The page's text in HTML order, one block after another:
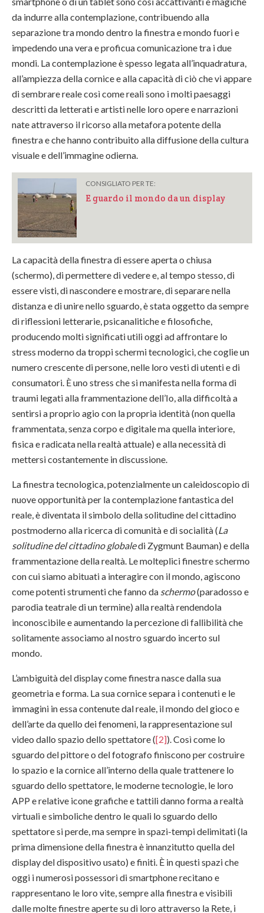
da indurre alla contemplazione, contribuendo alla
separazione tra mondo dentro la finestra e mondo fuori e
impedendo una vera e proficua comunicazione tra i due
mondi. La contemplazione è spesso legata all’inquadratura,
all’ampiezza della cornice e alla capacità di ciò che vi appare
di sembrare reale così come reali sono i molti paesaggi
descritti da letterati e artisti nelle loro opere e narrazioni
nate attraverso il ricorso alla metafora potente della
finestra e che hanno contribuito alla diffusione della cultura
visuale e dell’immagine odierna.
CONSIGLIATO PER TE:
E guardo il mondo da un display
La capacità della finestra di essere aperta o chiusa
(schermo), di permettere di vedere e, al tempo stesso, di
essere visti, di nascondere e mostrare, di separare nella
distanza e di unire nello sguardo, è stata oggetto da sempre
di riflessioni letterarie, psicanalitiche e filosofiche,
producendo molti significati utili oggi ad affrontare lo
stress moderno da troppi schermi tecnologici, che coglie un
numero crescente di persone, nelle loro vesti di utenti e di
consumatori. È uno stress che si manifesta nella forma di
traumi legati alla frammentazione dell’Io, alla difficoltà a
sentirsi a proprio agio con la propria identità (non quella
frammentata, senza corpo e digitale ma quella interiore,
fisica e radicata nella realtà attuale) e alla necessità di
mettersi costantemente in discussione.
La finestra tecnologica, potenzialmente un caleidoscopio di
nuove opportunità per la contemplazione fantastica del
reale, è diventata il simbolo della solitudine del cittadino
postmoderno alla ricerca di comunità e di socialità (La
solitudine del cittadino globaledi Zygmunt Bauman) e della
frammentazione della realtà. Le molteplici finestre schermo
con cui siamo abituati a interagire con il mondo, agiscono
come potenti strumenti che fanno da schermo(paradosso e
parodia teatrale di un termine) alla realtà rendendola
inconoscibile e aumentando la percezione di fallibilità che
solitamente associamo al nostro sguardo incerto sul
mondo.
L’ambiguità del display come finestra nasce dalla sua
geometria e forma. La sua cornice separa i contenuti e le
immagini in essa contenute dal reale, il mondo del gioco e
dell’arte da quello dei fenomeni, la rappresentazione sul
video dallo spazio dello spettatore ([2]). Così come lo
sguardo del pittore o del fotografo finiscono per costruire
lo spazio e la cornice all’interno della quale trattenere lo
sguardo dello spettatore, le moderne tecnologie, le loro
APP e relative icone grafiche e tattili danno forma a realtà
virtuali e simboliche dentro le quali lo sguardo dello
spettatore si perde, ma sempre in spazi-tempi delimitati (la
prima dimensione della finestra è innanzitutto quella del
display del dispositivo usato) e finiti. È in questi spazi che
oggi i numerosi possessori di smartphone recitano e
rappresentano le loro vite, sempre alla finestra e visibili
dalle molte finestre aperte su di loro attraverso la Rete, i